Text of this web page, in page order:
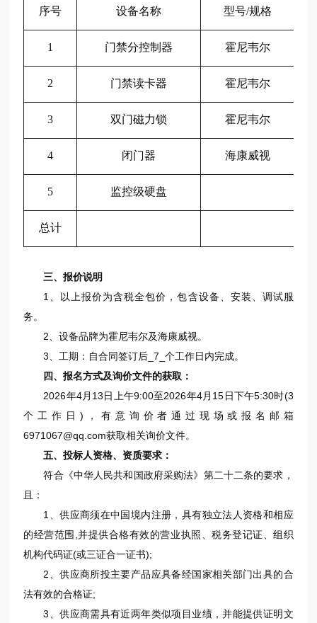
序号 设备名称 型号/规格
1 门禁分控制器 霍尼韦尔
2 门禁读卡器 霍尼韦尔
3 双门磁力锁 霍尼韦尔
4 闭门器 海康威视
5 监控级硬盘
总计
三、报价说明
1、以上报价为含税全包价，包含设备、安装、调试服
务。
2、设备品牌为霍尼韦尔及海康威视。
3、工期：自合同签订后_7_个工作日内完成。
四、报名方式及询价文件的获取：
2026年4月13日上午9:00至2026年4月15日下午5:30时(3
个工作日)，有意询价者通过现场或报名邮箱
6971067@qq.com获取相关询价文件。
五、投标人资格、资质要求：
符合《中华人民共和国政府采购法》第二十二条的要求，
且：
1、供应商须在中国境内注册，具有独立法人资格和相应
的经营范围,并提供合格有效的营业执照、税务登记证、组织
机构代码证(或三证合一证书);
2、供应商所投主要产品应具备经国家相关部门出具的合
法有效的合格证;
3、供应商需具有近两年类似项目业绩，并能提供证明文